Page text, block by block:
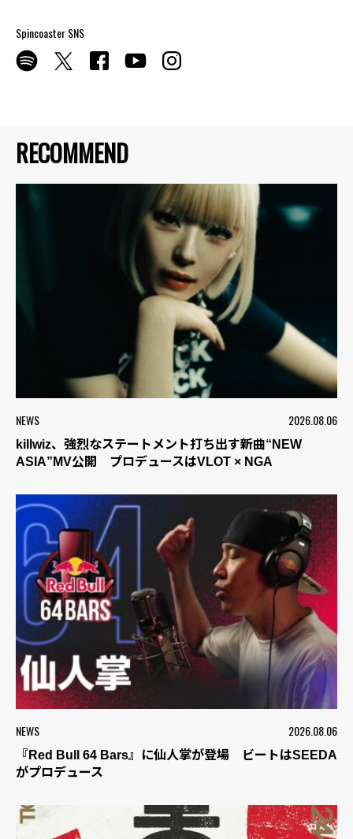
RECOMMEND
NEWS 2026.08.06
killwiz、強烈なステートメント打ち出す新曲“NEW
ASIA”MV公開 プロデュースはVLOT × NGA
NEWS 2026.08.06
『Red Bull 64 Bars』に仙人掌が登場 ビートはSEEDA
がプロデュース
Spincoaster SNS